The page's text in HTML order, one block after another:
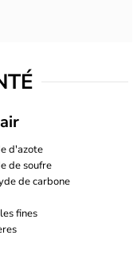
d'azote
de soufre
de carbone
fines